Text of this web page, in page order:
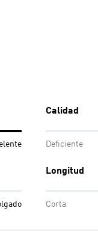
Calidad
Deficiente
Longitud
Corta